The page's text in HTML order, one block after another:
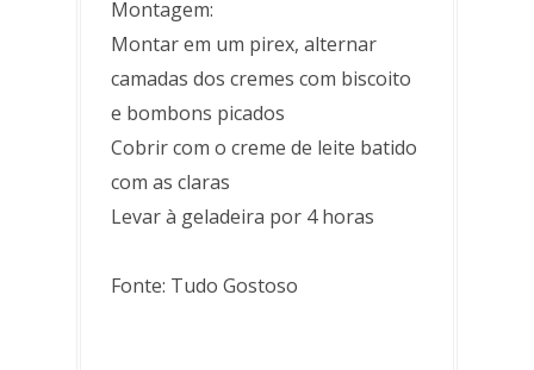
Montagem:
Montar em um pirex, alternar
camadas dos cremes com biscoito
e bombons picados
Cobrir com o creme de leite batido
com as claras
Levar à geladeira por 4 horas
Fonte: Tudo Gostoso